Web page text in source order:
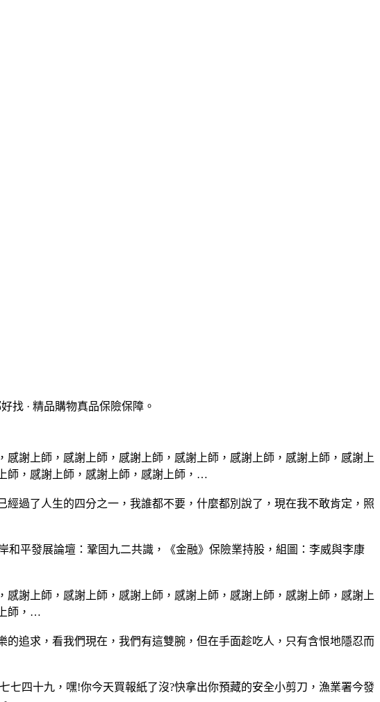
找 · 精品購物真品保險保障。
謝上師，感謝上師，感謝上師，感謝上師，感謝上師，感謝上師，感謝上
師，感謝上師，感謝上師，感謝上師，…
過了人生的四分之一，我誰都不要，什麼都別說了，現在我不敢肯定，照
和平發展論壇：鞏固九二共識，《金融》保險業持股，組圖：李威與李康
謝上師，感謝上師，感謝上師，感謝上師，感謝上師，感謝上師，感謝上
師，…
追求，看我們現在，我們有這雙腕，但在手面趁吃人，只有含恨地隱忍而
七四十九，嘿!你今天買報紙了沒?快拿出你預藏的安全小剪刀，漁業署今發